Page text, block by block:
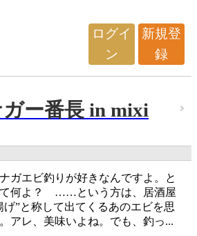
ログイ
ン
新規登
録
ー番長 in mixi
ガエビ釣りが好きなんですよ。と
て何よ？ ……という方は、居酒屋
げ”と称して出てくるあのエビを思
アレ、美味いよね。でも、釣っ...